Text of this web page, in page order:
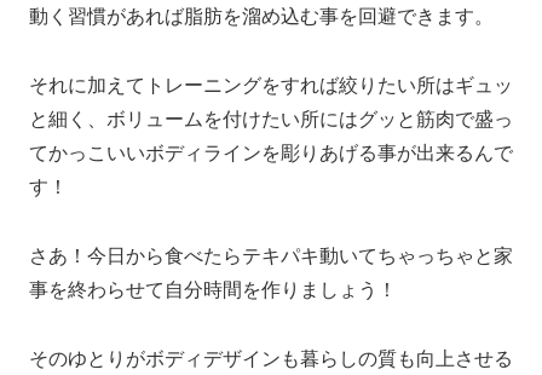
動く習慣があれば脂肪を溜め込む事を回避できます。
それに加えてトレーニングをすれば絞りたい所はギュッ
と細く、ボリュームを付けたい所にはグッと筋肉で盛っ
てかっこいいボディラインを彫りあげる事が出来るんで
す！
さあ！今日から食べたらテキパキ動いてちゃっちゃと家
事を終わらせて自分時間を作りましょう！
そのゆとりがボディデザインも暮らしの質も向上させる